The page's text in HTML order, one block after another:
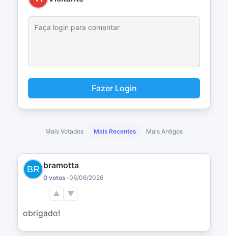
Fazer Login
Mais Votados Mais Recentes Mais Antigos
bramotta
0 votos •06/06/2026
▲ ▼
obrigado!